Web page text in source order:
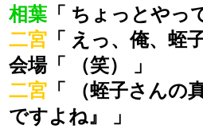
相葉 「 ちょっとやっ
二宮 「 えっ、俺、蛭
会場「 （笑） 」
二宮 「 （蛭子さん
ですよね』 」